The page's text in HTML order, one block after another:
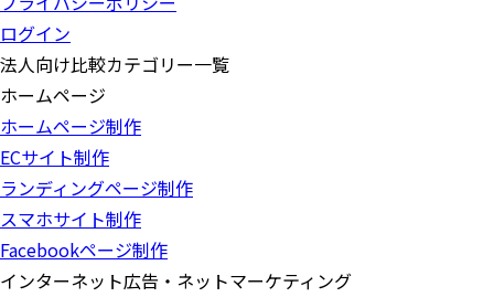
ログイン
法人向け比較カテゴリー一覧
ホームページ
ホームページ制作
ECサイト制作
ランディングページ制作
スマホサイト制作
Facebookページ制作
インターネット広告・ネットマーケティング